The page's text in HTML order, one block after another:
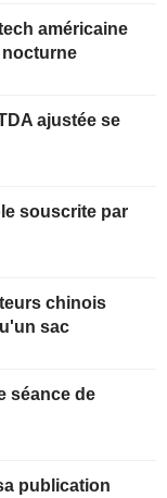
américaine
ajustée se
souscrite par
chinois
sac
séance de
publication